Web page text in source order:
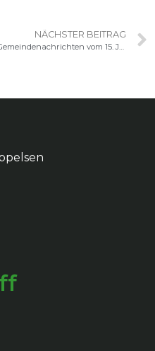
NÄCHSTER BEITRAG
Gemeindenachrichten vom 15. Juni 2021